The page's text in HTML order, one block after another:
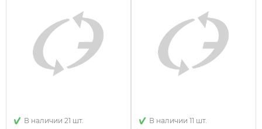
В наличии 21 шт. В наличии 11 шт.